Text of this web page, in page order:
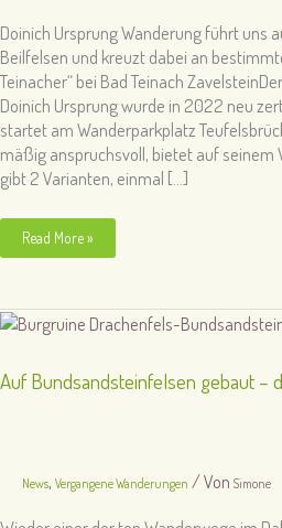
Doinich Ursprung Wanderung führt uns
Beilfelsen und kreuzt dabei an
Teinacher“ bei Bad Teinach
Doinich Ursprung wurde in 2022 neu
startet am Wanderparkplatz
mäßig anspruchsvoll, bietet auf seinem
gibt 2 Varianten, einmal […]
Neuer
Qualitätsweg
–
Bad
Read More »
Auf Bundsandsteinfelsen gebaut –
News, Vergangene Wanderungen / Von Simone